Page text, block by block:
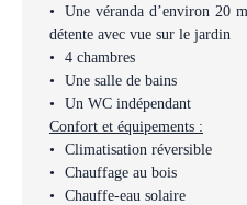
Une véranda d’environ 20
détente avec vue sur le jardin
4 chambres
Une salle de bains
Un WC indépendant
Confort et équipements :
Climatisation réversible
Chauffage au bois
Chauffe-eau solaire